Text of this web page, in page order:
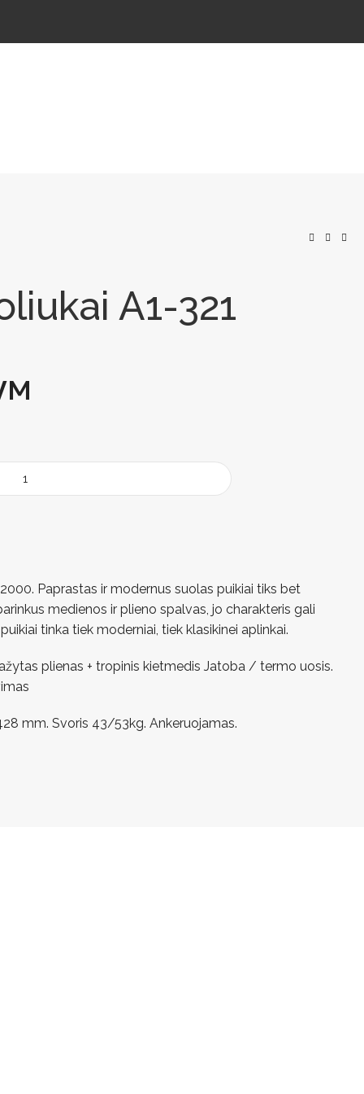
A1-321
Paprastas ir modernus suolas puikiai tiks bet
medienos ir plieno spalvas, jo charakteris gali
tinka tiek moderniai, tiek klasikinei aplinkai.
plienas + tropinis kietmedis Jatoba / termo uosis.
mm. Svoris 43/53kg. Ankeruojamas.